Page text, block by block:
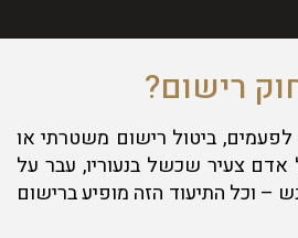
רישום?
ביטול רישום משטרתי או
אדם צעיר שכשל בנעוריו, עבר על
– וכל התיעוד הזה מופיע ברישום